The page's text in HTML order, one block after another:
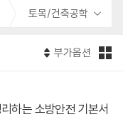
토목/건축공학
부가옵션
하는 소방안전 기본서